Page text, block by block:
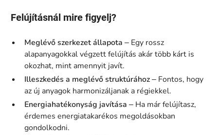
Felújításnál mire figyelj?
Meglévő szerkezet állapota – Egy rossz
alapanyagokkal végzett felújítás akár több kárt is
okozhat, mint amennyit javít.
Illeszkedés a meglévő struktúrához– Fontos, hogy
az új anyagok harmonizáljanak a régiekkel.
Energiahatékonyság javítása – Ha már felújítasz,
érdemes energiatakarékos megoldásokban
gondolkodni.